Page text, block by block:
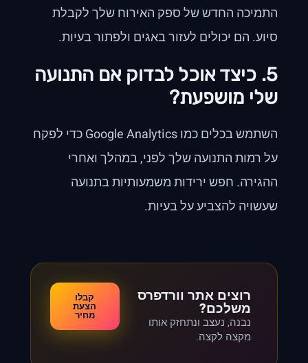
התמיכה החדש של ספק האירוח שלך לקבלת
סיוע. הם יכולים לעזור באגים ולפתור בעיות.
5. כיצד אוכל לבדוק אם התנועה
שלי מושפעת?
השתמש בכלים כמו Google Analytics כדי לפקח
על רמות התנועה שלך לפני, במהלך ואחרי
ההגירה. חפש ירידות משמעותיות בתנועה
שעשויה להצביע על בעיות.
רוצים אתר וורדפרס
משלכם?
נבנה, נעצב ונתחזק אותו
מקצה לקצה.
קבלו
הצעת
מחיר